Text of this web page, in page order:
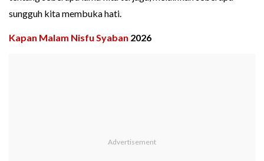
sungguh kita membuka hati.
Kapan Malam Nisfu Syaban 2026